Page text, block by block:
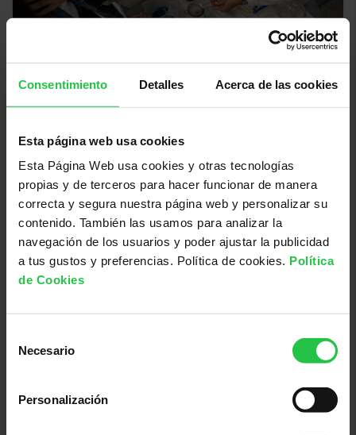
Consentimiento Detalles Acerca de las cookies
Esta página web usa cookies
Esta Página Web usa cookies y otras tecnologías
propias y de terceros para hacer funcionar de manera
correcta y segura nuestra página web y personalizar su
contenido. También las usamos para analizar la
navegación de los usuarios y poder ajustar la publicidad
a tus gustos y preferencias. Política de cookies. Política
de Cookies
Necesario
Personalización
Todos podemos ser INVESTIGADORES
experimentar y realizar tus primeros experimentos
en ciencia a la vez que aprendes nuevos conceptos
sobre ciencia.
¿SABÍAS QUÉ ​EL ADN HUMANO TIENE MÁS DE
3.000 MILLONES DE LETRAS?
descubre todo lo que la ciencia tiene que contarte.